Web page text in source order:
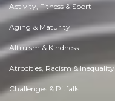
Activity, Fitness & Sport
Aging & Maturity
Altruism & Kindness
Atrocities, Racism & Inequality
Challenges & Pitfalls